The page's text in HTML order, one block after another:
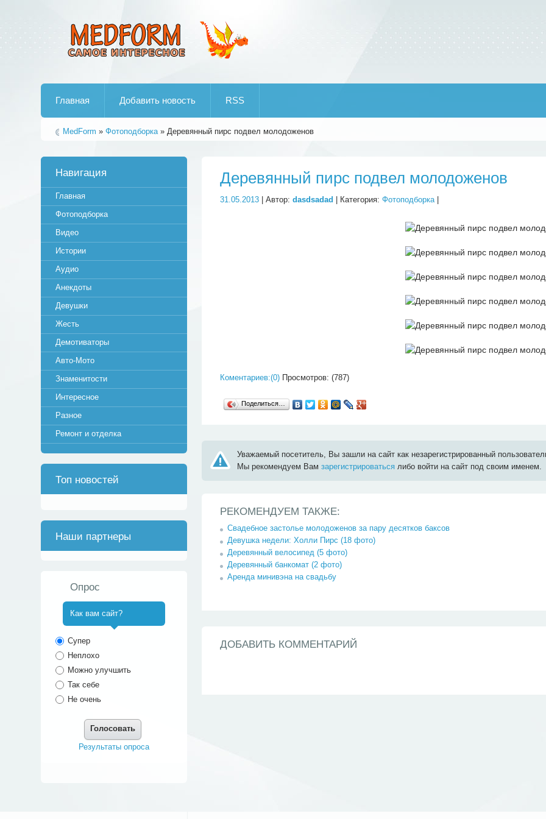
Главная Добавить новость RSS
MedForm »Фотоподборка» Деревянный пирс подвел молодоженов
Деревянный пирс подвел молодоженов
31.05.2013 | Автор:dasdsadad | Категория:Фотоподборка|
Коментариев:(0) Просмотров: (787)
Поделиться…
Уважаемый посетитель, Вы зашли на сайт как незарегистрированный
Мы рекомендуем Вамзарегистрироваться либо войти на сайт под своим именем.
РЕКОМЕНДУЕМ ТАКЖЕ:
Свадебное застолье молодоженов за пару десятков баксов
Девушка недели: Холли Пирс (18 фото)
Деревянный велосипед (5 фото)
Деревянный банкомат (2 фото)
Аренда минивэна на свадьбу
ДОБАВИТЬ КОММЕНТАРИЙ
Навигация
Главная
Фотоподборка
Видео
Истории
Аудио
Анекдоты
Девушки
Жесть
Демотиваторы
Авто-Мото
Знаменитости
Интересное
Разное
Ремонт и отделка
Топ новостей
Наши партнеры
Опрос
Как вам сайт?
Супер
Неплохо
Можно улучшить
Так себе
Не очень
Голосовать
Результаты опроса